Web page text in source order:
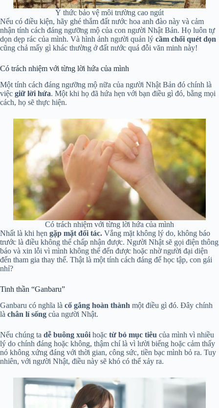
Ý thức bảo vệ môi trường cao ngút
Nếu có điều kiện, hãy ghé thắm đất nước hoa anh đào này và cảm
nhận tính cách đáng ngưỡng mộ của con người Nhật Bản. Họ luôn tự
dọn dẹp rác của mình. Và hình ảnh người quản lý cầm chổi quét dọn
cũng chả mấy gì khác thường ở đất nước quá đỗi văn minh này!
Có trách nhiệm với từng lời hứa của mình
Một tính cách đáng ngưỡng mộ nữa của người Nhật Bản đó chính là
việc giữ lời hứa. Một khi họ đã hứa hẹn với bạn điều gì đó, bằng mọi
cách, họ sẽ thực hiện.
Có trách nhiệm với từng lời hứa của mình
Nhất là khi hẹn gặp mặt đối tác. Vắng mặt không lý do, không báo
trước là điều không thể chấp nhận được. Người Nhật sẽ gọi điện thông
báo và xin lỗi vì mình không thể đến được hoặc nhờ người đại diện
đến tham gia thay thế. Thật là một tính cách đáng để học tập, con gái
nhỉ?
Tinh thần “Ganbaru”
Ganbaru có nghĩa là cố gắng hoàn thành một điều gì đó. Đây chính
là chân lí sống của người Nhật.
Nếu chúng ta dễ buông xuôi hoặc từ bỏ mục tiêu của mình vì nhiều
lý do chính đáng hoặc không, thậm chí là vì lười biếng hoặc cảm thấy
nó không xứng đáng với thời gian, công sức, tiền bạc mình bỏ ra. Tuy
nhiên, với người Nhật, điều này sẽ khó có thể xảy ra.